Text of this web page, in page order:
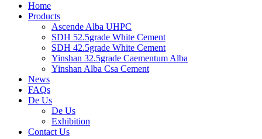
Home
Products
Ascende Alba UHPC
SDH 52.5grade White Cement
SDH 42.5grade White Cement
Yinshan 32.5grade Caementum Alba
Yinshan Alba Csa Cement
News
FAQs
De Us
De Us
Exhibition
Contact Us